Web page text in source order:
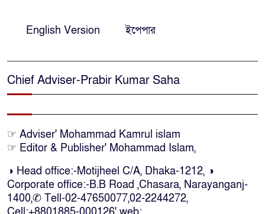
প্রাণনাশের আশঙ্কা থাকলেও
চান শেখ হাসিনা
দক্ষিণ আফ্রিকায় অগ্নিকান্ডে নিহতদের
লাশ আনা’সহ পূর্ণ সহায়তার আশ্বাস
ইউএনও’র
কক্সবাজারে কোস্টগার্ডের অভিযানে
English Version ইপেপার
Chief Adviser-Prabir Kumar Saha
☞ Adviser' Mohammad Kamrul islam
☞ Editor & Publisher' Mohammad Islam,
◑ Head office:-Motijheel C/A, Dhaka-1212, ◑
Corporate office:-B.B Road ,Chasara, Narayanganj-
1400,✆ Tell-02-47650077,02-2244272,